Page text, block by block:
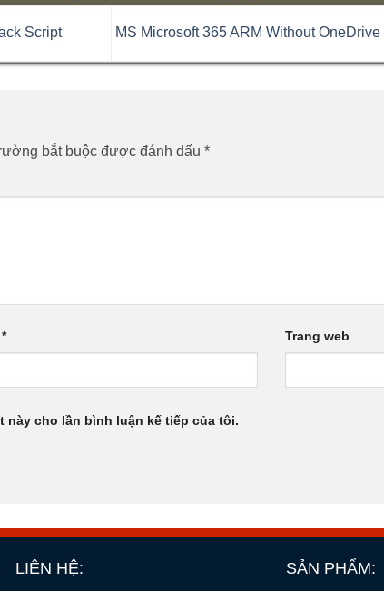
Script MS Microsoft 365 ARM Without
bắt buộc được đánh dấu *
* Trang web
này cho lần bình luận kế tiếp của tôi.
LIÊN HỆ: SẢN PHẨM: